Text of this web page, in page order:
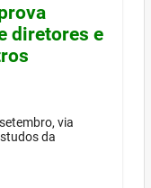
diretores e
via
da